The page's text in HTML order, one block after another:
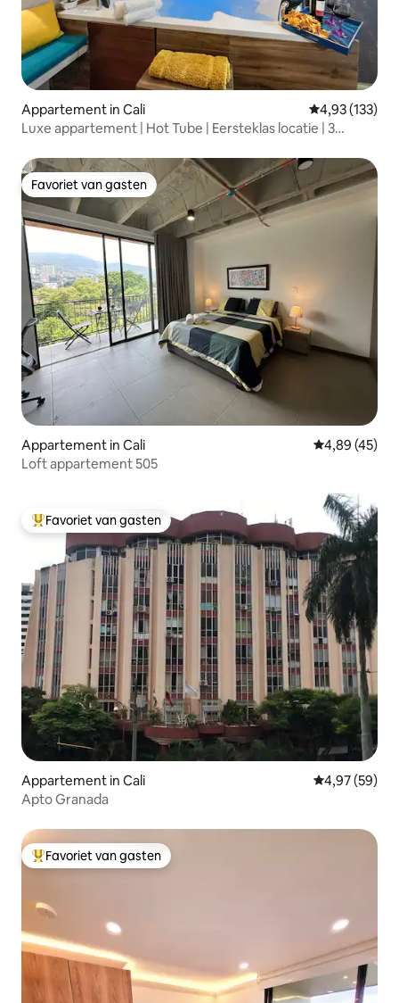
Appartement in Cali Gemiddelde
4,93 (133)
Luxe appartement | Hot Tube | Eersteklas locatie | 3
Favoriet van gasten
Favoriet van gasten
Appartement in Cali Gemiddelde
4,89 (45)
Loft appartement 505
Topfavoriet van gasten
Favoriet van gasten
Appartement in Cali Gemiddelde
4,97 (59)
Apto Granada
Topfavoriet van gasten
Favoriet van gasten